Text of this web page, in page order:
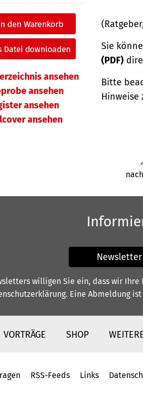
ansehen
ansehen
ansehen
ansehen
Sie
(PDF)
Bitte
Hinweise
willigen Sie ein, dass wir
. Eine Abmeldung
VORTRÄGE SHOP
RSS-Feeds Links